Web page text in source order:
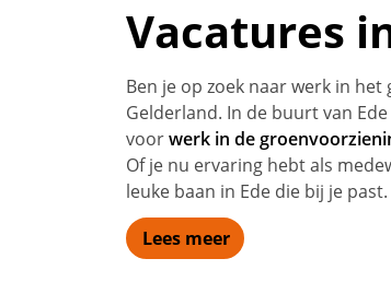
Vacatures
Ben je op zoek naar werk in
Gelderland. In de buurt van
voorwerk in de
Of je nu ervaring hebt als
leuke baan in Ede die bij je past.
Lees meer